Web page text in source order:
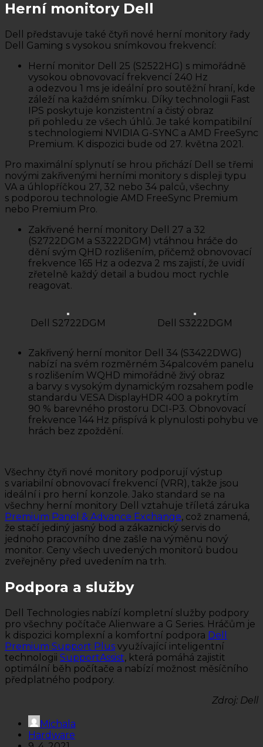
Herní monitory Dell
Dell představuje také čtyři nové herní monitory řady
Dell Gaming s vysokou snímkovou frekvencí:
Herní monitor Dell 25 (S2522HG) s mimořádně
vysokou obnovovací frekvencí 240 Hz
a odezvou 1 ms je ideální pro soutěžní hraní, kde
záleží na každém snímku. Díky technologii Fast
IPS poskytuje konzistentní a čistý obraz
při pohledu ze všech úhlů. Je také kompatibilní
s technologiemi NVIDIA G-SYNC a AMD FreeSync
Premium. K dispozici bude od 27. května 2021.
Pro maximální splynutí se hrou přichází Dell se třemi
novými zakřivenými herními monitory s displeji typu
VA a úhlopříčkou 27, 32 nebo 34 palců, všechny
s podporou technologie AMD FreeSync Premium
nebo Premium Pro.
Zakřivené herní monitory Dell 27 a 32
(S2722DGM a S3222DGM) vtáhnou hráče do
dění svým QHD rozlišením, přičemž obnovovací
frekvence 165 Hz a odezva 2 ms zajistí, že uvidí
zřetelně každý detail a budou moct rychle
reagovat.
Dell S2722DGM Dell S3222DGM
Zakřivený herní monitor Dell 34 (S3422DWG)
nabízí na svém rozměrném 34palcovém panelu
s rozlišením WQHD mimořádně živý obraz
a barvy s vysokým dynamickým rozsahem podle
standardu VESA DisplayHDR 400 a pokrytím
90 % barevného prostoru DCI-P3. Obnovovací
frekvence 144 Hz přispívá k plynulosti pohybu ve
hrách bez zpoždění.
Všechny čtyři nové monitory podporují výstup
s variabilní obnovovací frekvencí (VRR), takže jsou
ideální i pro herní konzole. Jako standard se na
všechny herní monitory Dell vztahuje tříletá záruka
Premium Panel & Advance Exchange, což znamená,
že stačí jediný jasný bod a zákaznický servis do
jednoho pracovního dne zašle na výměnu nový
monitor. Ceny všech uvedených monitorů budou
zveřejněny před uvedením na trh.
Podpora a služby
Dell Technologies nabízí kompletní služby podpory
pro všechny počítače Alienware a G Series. Hráčům je
k dispozici komplexní a komfortní podpora Dell
Premium Support Plus využívající inteligentní
technologii SupportAssist, která pomáhá zajistit
optimální běh počítače a nabízí možnost měsíčního
předplatného podpory.
Zdroj: Dell
Michala
Hardware